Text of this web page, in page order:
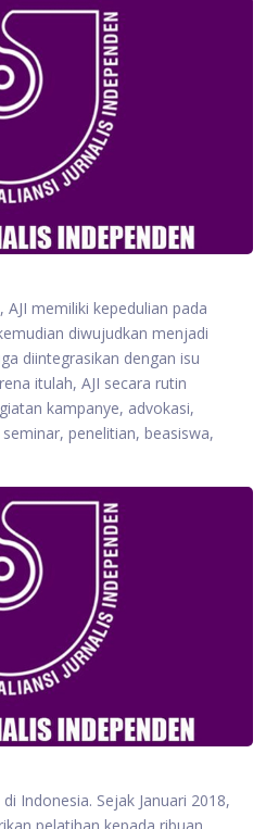
memiliki kepedulian pada
diwujudkan menjadi
diintegrasikan dengan isu
itulah, AJI secara rutin
kampanye, advokasi,
penelitian, beasiswa,
Indonesia. Sejak Januari 2018,
pelatihan kepada ribuan